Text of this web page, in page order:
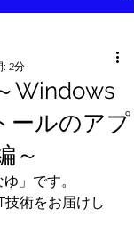
Windows
ールのアプ
～
: 2分
」です。
技術をお届けし